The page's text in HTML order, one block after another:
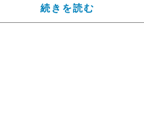
子に『LOUIS VUITTON』の
「か、可愛い...！」とキーホ
続きを読む